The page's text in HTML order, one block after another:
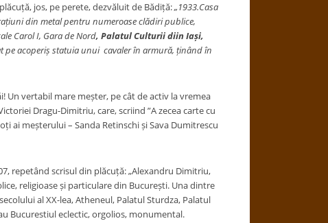
jos, pe perete, dezvăluit de Bădiță:„1933.Casa
din metal pentru numeroase clădiri publice,
Carol I, Gara de Nord, Palatul Culturii diin Iași,
pe acoperiș statuia unui cavaler în armură, ținând în
vertabil mare meșter, pe cât de activ la vremea
Dragu-Dimitriu, care, scriind ”A zecea carte cu
ai meșterului – Sanda Retinschi și Sava Dumitrescu
repetând scrisul din plăcuță: „Alexandru Dimitriu,
religioase și particulare din București. Una dintre
al XX-lea, Atheneul, Palatul Sturdza, Palatul
Bucurestiul eclectic, orgolios, monumental.